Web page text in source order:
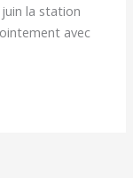
juin la station
avec